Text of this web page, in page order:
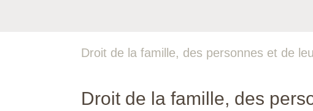
Droit de la famille, des personnes et de
Droit de la famille, des